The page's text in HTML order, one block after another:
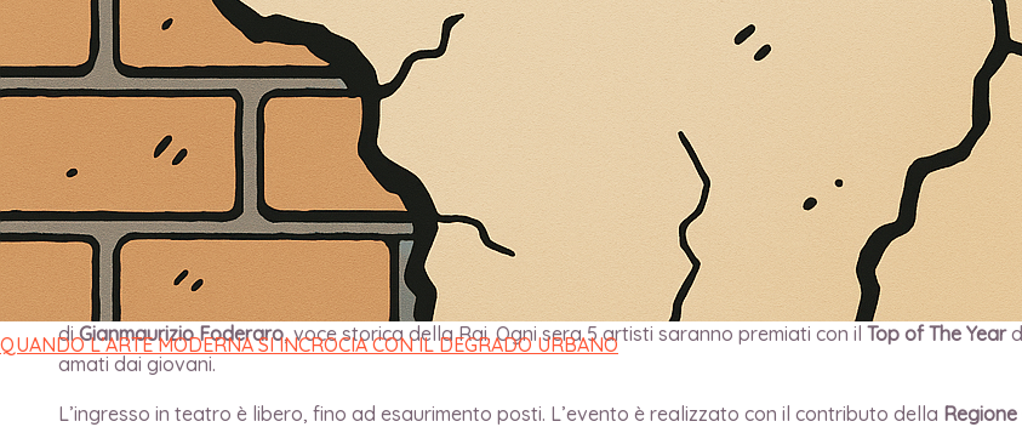
QUANDO L’ARTE MODERNA SI INCROCIA CON IL DEGRADO URBANO
AL TEATRO RENDANO DI
FESTIVAL DELLA NUOVA
didirettore/24 Ottobre 2023
Dal 26 al 28 ottobreprossimi si svolgerà al Teatro Rendano di Cosenzail CALABRIA FEST TUTTA ITALIANA
partner
, in diretta streaming su Rai Radio Tutta Italiana , con speciali Rai Playe serviziRai Italia
diGianmaurizio Foderaro, voce storica della Rai. Ogni sera 5 artisti saranno premiati con il Top of The Year
amati dai giovani.
L’ingresso in teatro è libero, fino ad esaurimento posti. L’evento è realizzato con il contributo della